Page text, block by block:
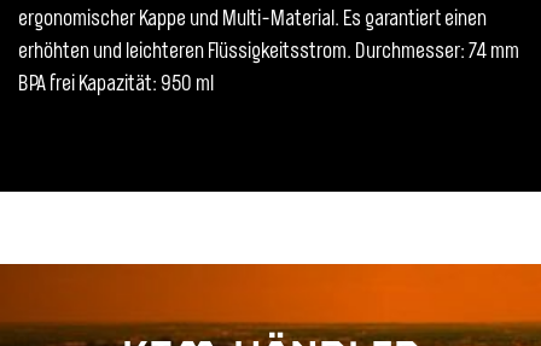
ergonomischer Kappe und Multi-Material. Es garantiert einen
erhöhten und leichteren Flüssigkeitsstrom. Durchmesser: 74 mm
BPA frei Kapazität: 950 ml